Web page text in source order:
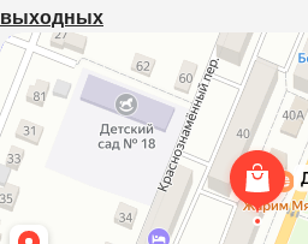
выходных
Дистар
Окна в Борисове
Двери в Борисове